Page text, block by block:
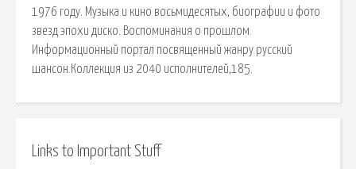
Links to Important Stuff